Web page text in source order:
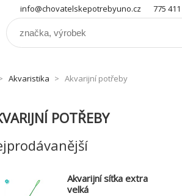
info@chovatelskepotrebyuno.cz 775
Akvaristika Akvarijní potřeby
POTŘEBY
Akvarijní síťka extra
velká